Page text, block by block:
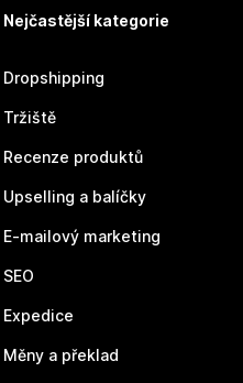
Nejčastější kategorie
Dropshipping
Tržiště
Recenze produktů
Upselling a balíčky
E-mailový marketing
SEO
Expedice
Měny a překlad